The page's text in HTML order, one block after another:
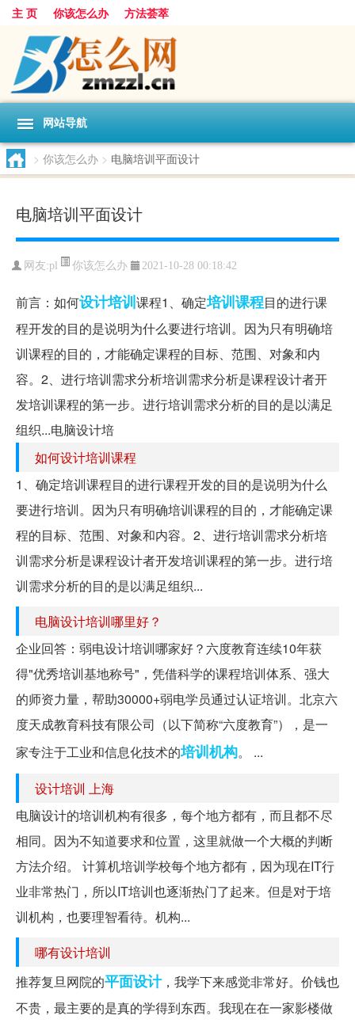
主 页 你该怎么办 方法荟萃
网站导航
> 你该怎么办 > 电脑培训平面设计
电脑培训平面设计
网友:pl 你该怎么办 2021-10-28 00:18:42
前言：如何设计培训课程1、确定培训课程目的进行课
程开发的目的是说明为什么要进行培训。因为只有明确培
训课程的目的，才能确定课程的目标、范围、对象和内
容。2、进行培训需求分析培训需求分析是课程设计者开
发培训课程的第一步。进行培训需求分析的目的是以满足
组织...电脑设计培
如何设计培训课程
1、确定培训课程目的进行课程开发的目的是说明为什么
要进行培训。因为只有明确培训课程的目的，才能确定课
程的目标、范围、对象和内容。2、进行培训需求分析培
训需求分析是课程设计者开发培训课程的第一步。进行培
训需求分析的目的是以满足组织...
电脑设计培训哪里好？
企业回答：弱电设计培训哪家好？六度教育连续10年获
得"优秀培训基地称号"，凭借科学的课程培训体系、强大
的师资力量，帮助30000+弱电学员通过认证培训。北京六
度天成教育科技有限公司（以下简称“六度教育”），是一
家专注于工业和信息化技术的培训机构。 ...
设计培训 上海
电脑设计的培训机构有很多，每个地方都有，而且都不尽
相同。因为不知道要求和位置，这里就做一个大概的判断
方法介绍。 计算机培训学校每个地方都有，因为现在IT行
业非常热门，所以IT培训也逐渐热门了起来。但是对于培
训机构，也要理智看待。机构...
哪有设计培训
推荐复旦网院的平面设计，我学下来感觉非常好。价钱也
不贵，最主要的是真的学得到东西。我现在在一家影楼做